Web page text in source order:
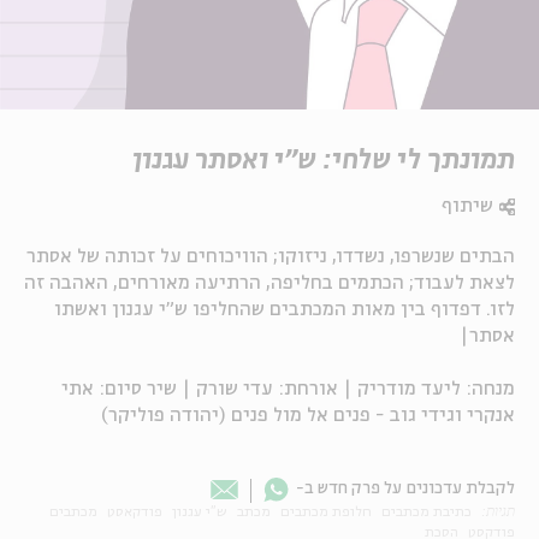
תמונתך לי שלחי: ש"י ואסתר עגנון
הבתים שנשרפו, נשדדו, ניזוקו; הוויכוחים על זכותה של אסתר
לצאת לעבוד; הכתמים בחליפה, הרתיעה מאורחים, האהבה זה
לזו. דפדוף בין מאות המכתבים שהחליפו ש"י עגנון ואשתו
אסתר|
מנחה: ליעד מודריק | אורחת: עדי שורק | שיר סיום: אתי
אנקרי וגידי גוב - פנים אל מול פנים (יהודה פוליקר)
שיתוף
לקבלת עדכונים על פרק חדש ב- Whatsapp
Email